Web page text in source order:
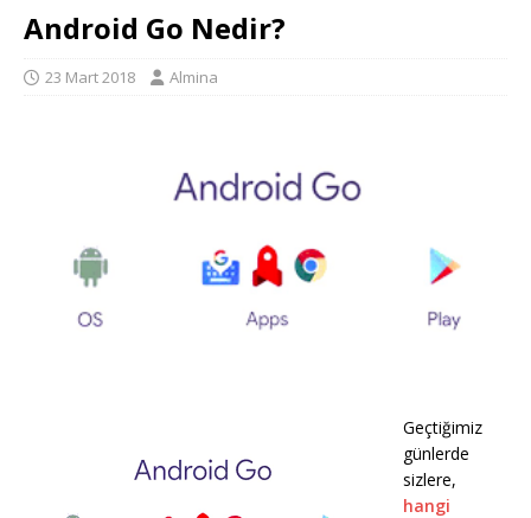
Android Go Nedir?
23 Mart 2018 Almina
Geçtiğimiz
günlerde
sizlere,
hangi